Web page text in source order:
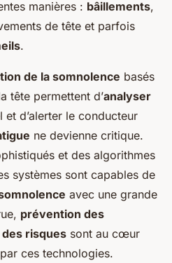
manières : bâillements,
de tête et parfois
.
de la somnolence basés
tête permettent d’analyser
d’alerter le conducteur
ne devienne critique.
et des algorithmes
systèmes sont capables de
avec une grande
prévention des
risques sont au cœur
ces technologies.